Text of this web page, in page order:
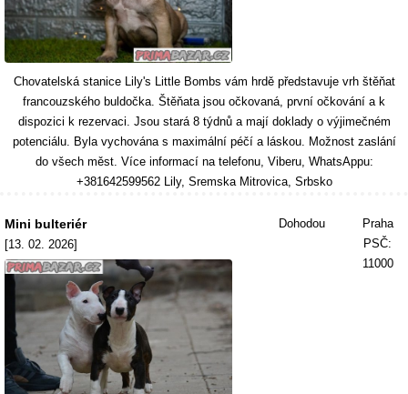
Chovatelská stanice Lily's Little Bombs vám hrdě představuje vrh štěňat
francouzského buldočka. Štěňata jsou očkovaná, první očkování a k
dispozici k rezervaci. Jsou stará 8 týdnů a mají doklady o výjimečném
potenciálu. Byla vychována s maximální péčí a láskou. Možnost zaslání
do všech měst. Více informací na telefonu, Viberu, WhatsAppu:
+381642599562 Lily, Sremska Mitrovica, Srbsko
Mini bulteriér
[13. 02. 2026]
Dohodou
Praha
PSČ:
11000